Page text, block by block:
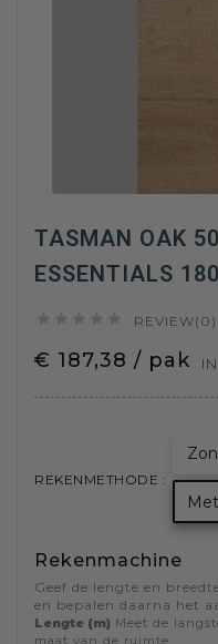
TASMAN OAK
ESSENTIALS
REVIEW(0)
€ 187,38 / pak
REKENMETHODE :
Rekenmachine
Geef de lengte en
en bepalen daarna het
Lengte (m) Meet de